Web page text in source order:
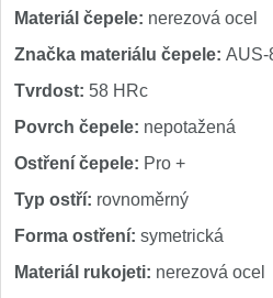
Značky 4
Materiál čepele: nerezová ocel
Značka materiálu čepele: AUS-
Tvrdost: 58 HRc
Povrch čepele: nepotažená
Ostření čepele: Pro +
Typ ostří: rovnoměrný
Forma ostření: symetrická
Materiál rukojeti: nerezová ocel